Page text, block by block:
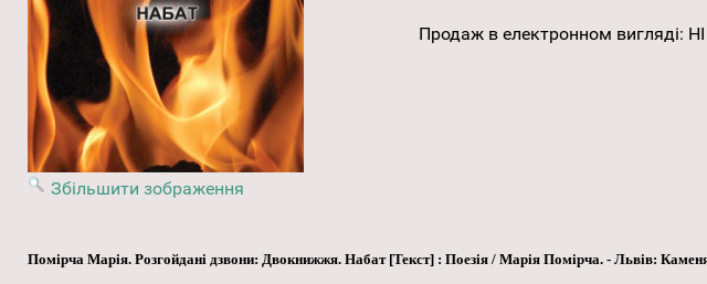
Збільшити зображення
Продаж в електронном вигляді: НІ
Помірча Марія. Розгойдані дзвони: Двокнижжя. Набат [Текст] : Поезія / Марія Помірча. - Львів: